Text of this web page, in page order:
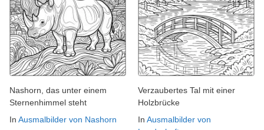
Nashorn, das unter einem
Sternenhimmel steht
In Ausmalbilder von Nashorn
Verzaubertes Tal mit einer
Holzbrücke
In Ausmalbilder von